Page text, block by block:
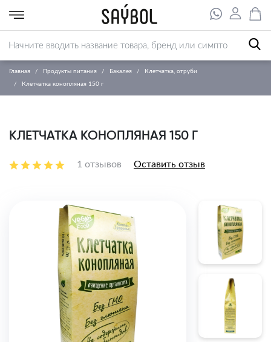
Главная Продукты питания Бакалея Клетчатка, отруби
Клетчатка конопляная 150 г
КЛЕТЧАТКА КОНОПЛЯНАЯ 150 Г
1 отзывов Оставить отзыв